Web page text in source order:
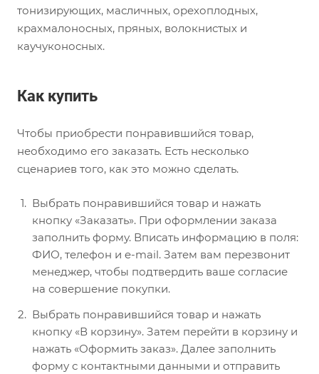
тонизирующих, масличных, орехоплодных,
крахмалоносных, пряных, волокнистых и
каучуконосных.
Как купить
Чтобы приобрести понравившийся товар,
необходимо его заказать. Есть несколько
сценариев того, как это можно сделать.
Выбрать понравившийся товар и нажать
кнопку «Заказать». При оформлении заказа
заполнить форму. Вписать информацию в поля:
ФИО, телефон и e-mail. Затем вам перезвонит
менеджер, чтобы подтвердить ваше согласие
на совершение покупки.
Выбрать понравившийся товар и нажать
кнопку «В корзину». Затем перейти в корзину и
нажать «Оформить заказ». Далее заполнить
форму с контактными данными и отправить